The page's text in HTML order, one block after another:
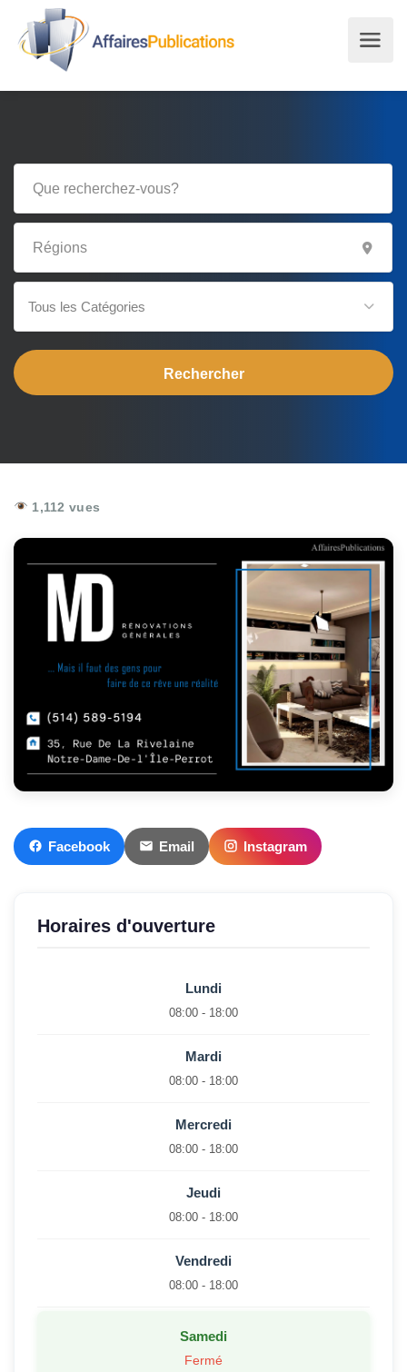
Tous les Catégories
1,112 vues
Facebook Email Instagram
Horaires d'ouverture
Lundi
08:00 - 18:00
Mardi
08:00 - 18:00
Mercredi
08:00 - 18:00
Jeudi
08:00 - 18:00
Vendredi
08:00 - 18:00
Samedi
Fermé